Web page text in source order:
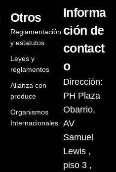
Otros
Reglamentación
y estatutos
Leyes y
reglamentos
Alianza con
produce
Organismos
Internacionales
Informa
ción de
contact
o
Dirección:
PH Plaza
Obarrio,
AV
Samuel
Lewis ,
piso 3 ,